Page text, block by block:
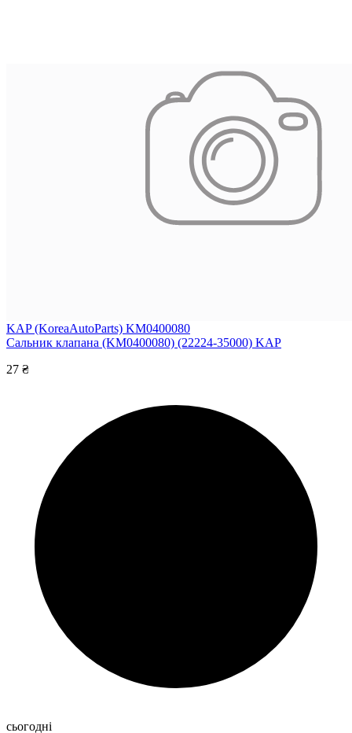
KAP (KoreaAutoParts) KM0400080
Сальник клапана (KM0400080) (22224-35000) KAP
27 ₴
сьогодні